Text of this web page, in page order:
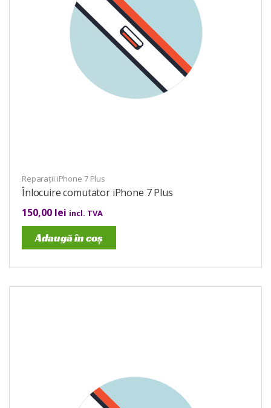
Reparații iPhone 7 Plus
Înlocuire comutator iPhone 7 Plus
150,00 lei incl. TVA
Adaugă în coș